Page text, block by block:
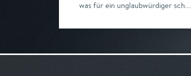
was für ein unglaubwürdiger sch...